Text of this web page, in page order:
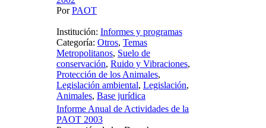
PorPAOT
Institución: Informes y programas
Categoría: Otros, Temas
Metropolitanos, Suelo de
conservación, Ruido y Vibraciones,
Protección de los Animales,
Legislación ambiental, Legislación,
Animales, Base jurídica
Informe Anual de Actividades de la
PAOT 2003